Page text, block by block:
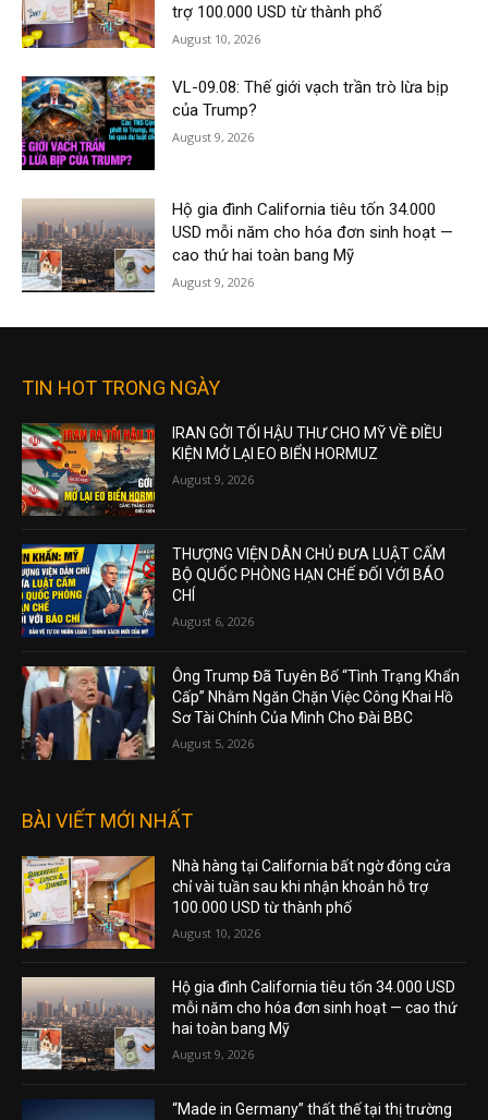
trợ 100.000 USD từ thành phố
August 10, 2026
VL-09.08: Thế giới vạch trần trò lừa bịp
của Trump?
August 9, 2026
Hộ gia đình California tiêu tốn 34.000
USD mỗi năm cho hóa đơn sinh hoạt —
cao thứ hai toàn bang Mỹ
August 9, 2026
TIN HOT TRONG NGÀY
IRAN GỞI TỐI HẬU THƯ CHO MỸ VỀ ĐIỀU
KIỆN MỞ LẠI EO BIỂN HORMUZ
August 9, 2026
THƯỢNG VIỆN DÂN CHỦ ĐƯA LUẬT CẤM
BỘ QUỐC PHÒNG HẠN CHẾ ĐỐI VỚI BÁO
CHÍ
August 6, 2026
Ông Trump Đã Tuyên Bố “Tình Trạng Khẩn
Cấp” Nhằm Ngăn Chặn Việc Công Khai Hồ
Sơ Tài Chính Của Mình Cho Đài BBC
August 5, 2026
BÀI VIẾT MỚI NHẤT
Nhà hàng tại California bất ngờ đóng cửa
chỉ vài tuần sau khi nhận khoản hỗ trợ
100.000 USD từ thành phố
August 10, 2026
Hộ gia đình California tiêu tốn 34.000 USD
mỗi năm cho hóa đơn sinh hoạt — cao thứ
hai toàn bang Mỹ
August 9, 2026
“Made in Germany” thất thế tại thị trường